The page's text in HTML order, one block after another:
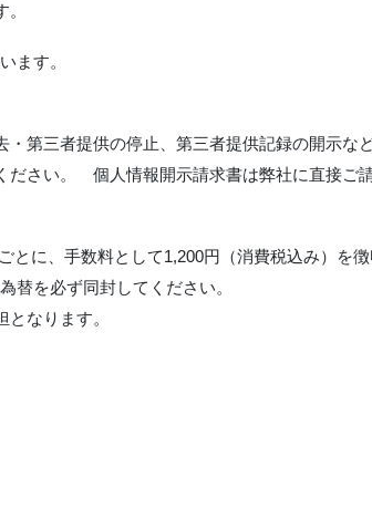
ます。
第三者提供の停止、第三者提供記録の開示な
さい。 個人情報開示請求書は弊社に直接ご請
に、手数料として1,200円（消費税込み）を
替を必ず同封してください。
なります。